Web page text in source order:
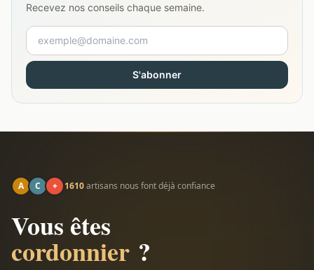
Recevez nos conseils chaque semaine.
S'abonner
A C + 1610artisans nous font déjà confiance
Vous êtes
cordonnier ?